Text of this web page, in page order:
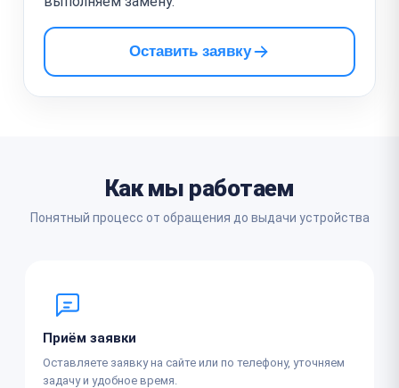
Оставить заявку
Как мы работаем
Понятный процесс от обращения до выдачи устройства
Приём заявки
Оставляете заявку на сайте или по телефону, уточняем
задачу и удобное время.